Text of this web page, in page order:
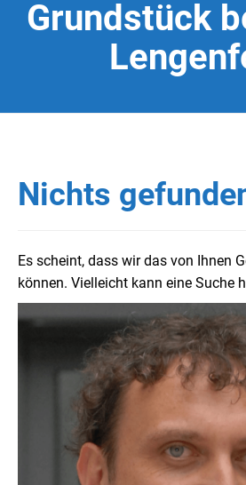
Grundstück
Nichts
Es scheint, dass wir das von Ihnen
können. Vielleicht kann eine Suche